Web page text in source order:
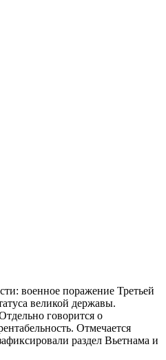
военное поражение Третьей
великой державы.
говорится о
Отмечается
раздел Вьетнама и